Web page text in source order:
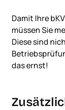
Damit Ihre
müssen Sie
Diese sind
das ernst!